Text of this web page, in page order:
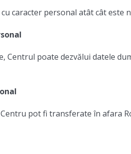
caracter personal atât cât
Centrul poate dezvălui datele
pot fi transferate în afara